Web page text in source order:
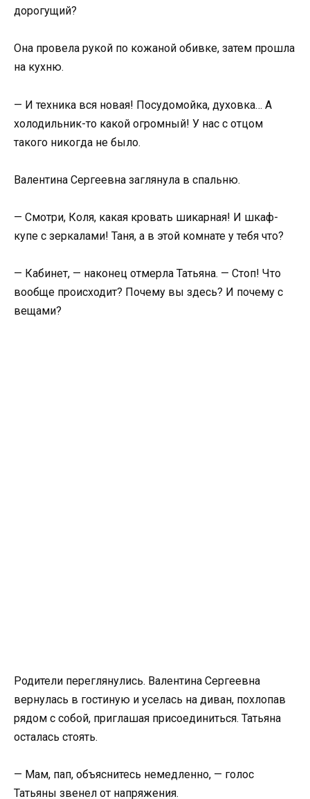
дорогущий?
Она провела рукой по кожаной обивке, затем прошла
на кухню.
— И техника вся новая! Посудомойка, духовка… А
холодильник-то какой огромный! У нас с отцом
такого никогда не было.
Валентина Сергеевна заглянула в спальню.
— Смотри, Коля, какая кровать шикарная! И шкаф-
купе с зеркалами! Таня, а в этой комнате у тебя что?
— Кабинет, — наконец отмерла Татьяна. — Стоп! Что
вообще происходит? Почему вы здесь? И почему с
вещами?
Родители переглянулись. Валентина Сергеевна
вернулась в гостиную и уселась на диван, похлопав
рядом с собой, приглашая присоединиться. Татьяна
осталась стоять.
— Мам, пап, объяснитесь немедленно, — голос
Татьяны звенел от напряжения.